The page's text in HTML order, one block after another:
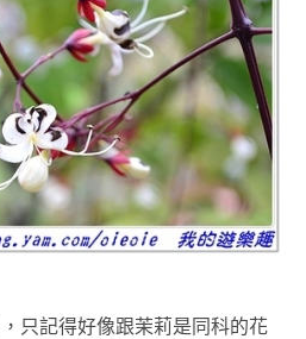
，只記得好像跟茉莉是同科的花